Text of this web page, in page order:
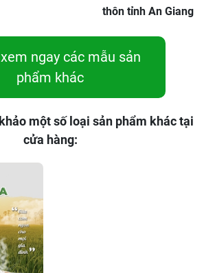
thôn tỉnh An Giang
ngay các mẫu sản
phẩm khác
một số loại sản phẩm khác tại
cửa hàng: